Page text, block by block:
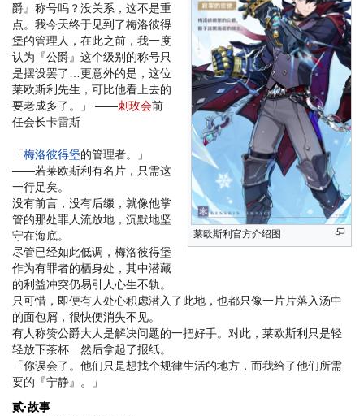
莱欧斯利官方介绍图
爵』称号吗？没关系，这不是重
点。我今天终于见到了梅洛彼得
堡的管理人，在此之前，我一度
认为『公爵』这个级别的称号只
是摆设罢了…更意外的是，这位
莱欧斯利先生，可比他看上去的
要老成多了。」 ——刺玫会前
任会长卡雷斯
「梅洛彼得堡的管理者。」
——若莱欧斯利有名片，只需这
一行足矣。
没有前言，没有后缀，就像他掌
管的那处罪人流放地，沉默地坚
守在海底。
尽管已经如此低调，梅洛彼得堡
作为有罪者的栖身处，其中潜藏
的利益冲突仍易引人心生不轨。
只可惜，即便有人处心积虑潜入了此地，也都只像一片片落入汤中
的面包屑，很快便消失不见。
有人称赞公爵大人是解决问题的一把好手。对此，莱欧斯利只是轻
轻放下茶杯…然后拿起了报纸。
「你误会了。他们只是想找个规律生活的地方，而我给了他们所需
要的『宁静』。」
贰·故事